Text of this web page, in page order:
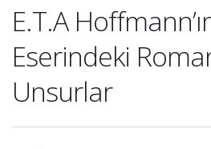
E.T.A
Eserindeki
Unsurlar